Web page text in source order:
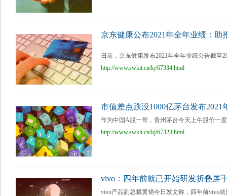
京东健康公布2021年全年业绩：
日前，京东健康发布2021年全年业绩公告截至
http://www.swkit.cn/kj/67334.html
市值差点跌没1000亿茅台发布2021
作为中国A股一哥，贵州茅台今天上午股价一
http://www.swkit.cn/kj/67323.html
vivo：四年前就已开始研发折叠屏
vivo产品副总裁黄韬今日发文称，四年前vivo